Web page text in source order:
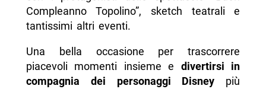
Compleanno Topolino”, sketch teatrali e
tantissimi altri eventi.
Una bella occasione per trascorrere
piacevoli momenti insieme e divertirsi in
compagnia dei personaggi Disney più